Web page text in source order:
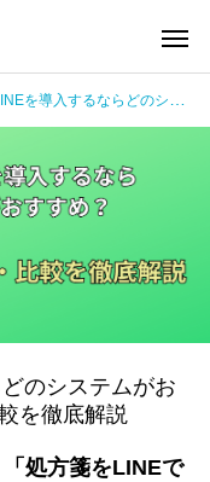
のシステムがおすすめ？メリットと選び方・比較を徹底解説
のシステムがお
を徹底解説
処方箋をLINEで